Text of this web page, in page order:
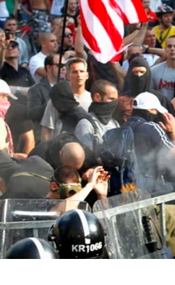
& hilfe